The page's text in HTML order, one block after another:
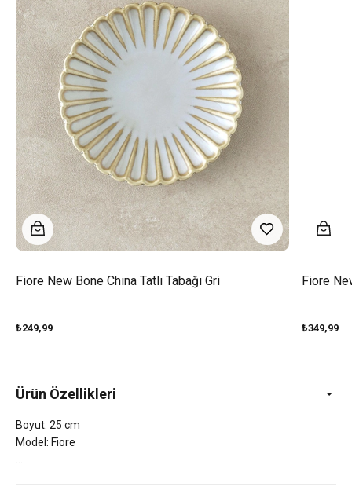
Fiore New Bone China Tatlı Tabağı Gri
₺249,99
Fiore
₺349,99
Ürün Özellikleri
Boyut: 25 cm
Model: Fiore